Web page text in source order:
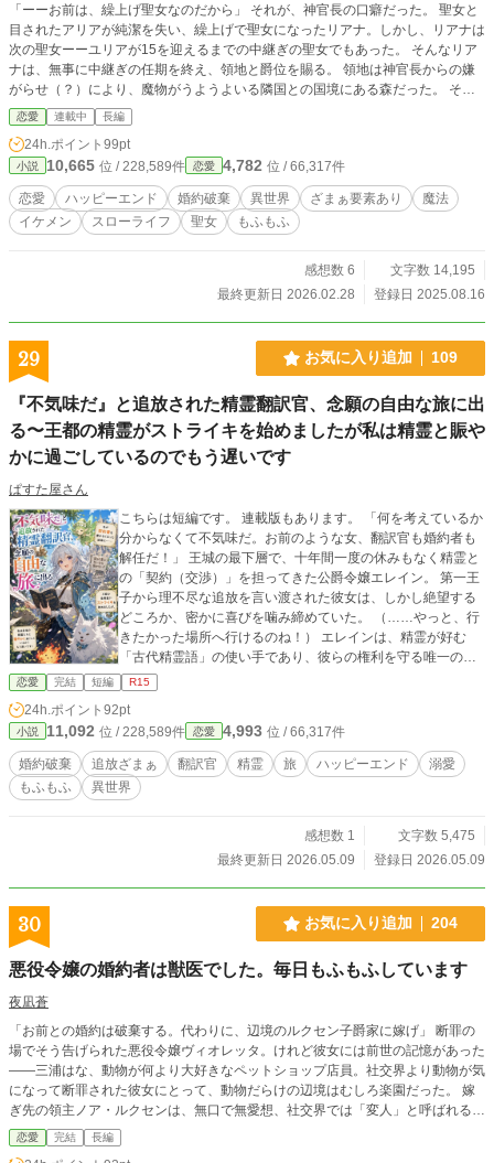
「ーーお前は、繰上げ聖女なのだから」 それが、神官長の口癖だった。 聖女と
目されたアリアが純潔を失い、繰上げで聖女になったリアナ。しかし、リアナは
次の聖女ーーユリアが15を迎えるまでの中継ぎの聖女でもあった。 そんなリア
ナは、無事に中継ぎの任期を終え、領地と爵位を賜る。 領地は神官長からの嫌
がらせ（？）により、魔物がうようよいる隣国との国境にある森だった。 そん
な森でもリアナは、挫けず、めげず、むしろ喜んで向かう。 「いえーい、待っ
てろ私のスローライフ！」 しかし、聖女の聖なる力で悠々自適なスローライフ
を送っていると、面倒ごとが次々舞い込んできてーー！？ 神官長が、実は私の
ことが好きだった？ ……いや、今更言われても。 イケメンな生き霊です
ね！！ ……って、王太子殿下の生き霊なんですか！？ かわいいもふもふー。
……星獣だなんて、聞いてない！！ リアナの、のんびり、たまにハプニングと
ちょっぴりドキドキなスローライフ生活。 ※間違えられた番様があまりにもシ
恋愛 連載中 長編
24h.ポイント 99pt
小説 10,665 位 / 228,589件 恋愛 4,782 位 / 66,317件
恋愛 ハッピーエンド 婚約破棄 異世界 ざまぁ要素あり
魔法
イケメン
スローライフ 聖女 もふもふ
感想数 6
文字数 14,195
最終更新日 2026.02.28
登録日 2025.08.16
29 お気に入り追加 109
『不気味だ』と追放された精霊翻訳官、念願の自由な旅に出
る〜王都の精霊がストライキを始めましたが私は精霊と賑や
かに過ごしているのでもう遅いです
ぱすた屋さん
こちらは短編です。 連載版もあります。 「何を考えているか
分からなくて不気味だ。お前のような女、翻訳官も婚約者も
解任だ！」 王城の最下層で、十年間一度の休みもなく精霊と
の「契約（交渉）」を担ってきた公爵令嬢エレイン。 第一王
子から理不尽な追放を言い渡された彼女は、しかし絶望する
どころか、密かに喜びを噛み締めていた。 （……やっと、行
きたかった場所へ行けるのね！） エレインは、精霊が好む
「古代精霊語」の使い手であり、彼らの権利を守る唯一の理
解者だった。 彼女が去り、聖女の「祈り」という名の雑音が
響き始めた途端、王都の精霊たちは一斉にストライキを宣言
する。 上水道は泥水が逆流し、灯りは消え、調理場からは火
が消えた。 「戻って契約書を書いてくれ！」と泣きつく王子
だが、もう遅い。 当のエレインは、憧れだった「水晶の湖」
や「歌う花園」を巡る自由な旅を満喫中。 行く先々で、彼女
の言葉に感動した雪狐や雷鳥といった強力な精霊たちと「個
霊仲間でいっぱいに。 「私はもう、自分のためにこの声を紡
ぐと決めたのです」 氷の令嬢と呼ばれた翻訳官が、世界の声
恋愛 完結 短編 R15
24h.ポイント 92pt
小説 11,092 位 / 228,589件 恋愛 4,993 位 / 66,317件
婚約破棄 追放ざまぁ 翻訳官 精霊 旅 ハッピーエンド
溺愛
もふもふ
異世界
感想数 1
文字数 5,475
最終更新日 2026.05.09
登録日 2026.05.09
30 お気に入り追加 204
悪役令嬢の婚約者は獣医でした。毎日もふもふしています
夜凪蒼
「お前との婚約は破棄する。代わりに、辺境のルクセン子爵家に嫁げ」 断罪の
場でそう告げられた悪役令嬢ヴィオレッタ。けれど彼女には前世の記憶があった
——三浦はな、動物が何より大好きなペットショップ店員。社交界より動物が気
になって断罪された彼女にとって、動物だらけの辺境はむしろ楽園だった。 嫁
ぎ先の領主ノア・ルクセンは、無口で無愛想、社交界では「変人」と呼ばれる獣
医。人より動物を愛する彼と、もふもふを愛する彼女。山羊のお産、懐かない
鷹、領地を襲う疫病——前世の知識を武器に動物と向き合ううちに、ふたりの距
恋愛 完結 長編